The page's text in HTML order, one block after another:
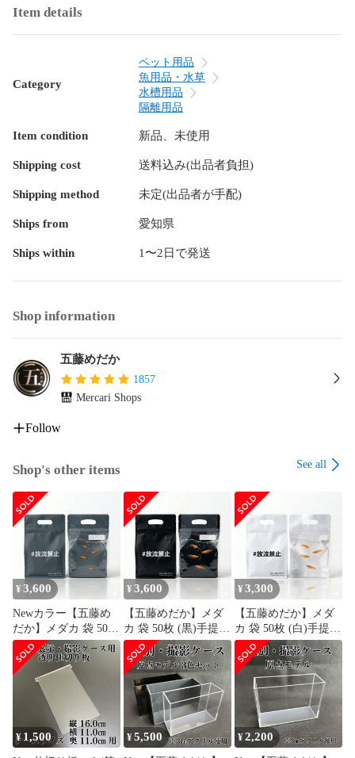
※不良品が届いた場合はご連絡ください。早急に対応させて頂
Item details
Category
ペット用品
魚用品・水草
水槽用品
隔離用品
Item condition 新品、未使用
Shipping cost 送料込み(出品者負担)
Shipping method 未定(出品者が手配)
Ships from 愛知県
Ships within 1〜2日で発送
Shop information
五藤めだか
1857
Mercari Shops
Follow
Shop's other items See all
¥3,600
Newカラー【五藤め
だか】メダカ 袋 50枚
(グレー)手提げ 横見
バッグ
¥3,600
【五藤めだか】メダ
カ 袋 50枚 (黒)手提げ
横見 バッグ
¥3,300
【五藤めだか】メダ
カ 袋 50枚 (白)手提げ
横見 バッグ
¥ 1,500 ¥5,500 ¥2,200